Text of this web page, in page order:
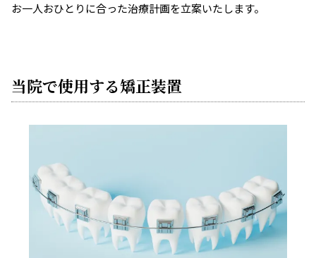
お一人おひとりに合った治療計画を立案いたします。
当院で使用する矯正装置